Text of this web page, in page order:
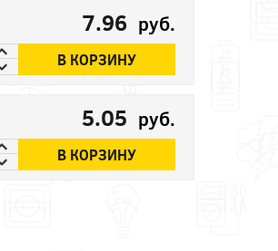
7.96 руб.
В КОРЗИНУ
5.05 руб.
В КОРЗИНУ